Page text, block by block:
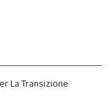
La Transizione